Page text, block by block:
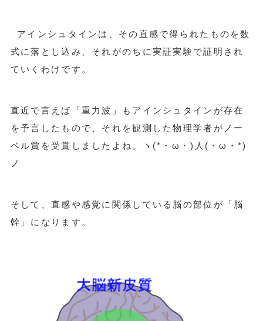
アインシュタインは、その直感で得られたものを数
式に落とし込み、それがのちに実証実験で証明され
ていくわけです。
直近で言えば「重力波」もアインシュタインが存在
を予言したもので、それを観測した物理学者がノー
ベル賞を受賞しましたよね。ヽ(*・ω・)人(・ω・*)
ノ
そして、直感や感覚に関係している脳の部位が「脳
幹」になります。